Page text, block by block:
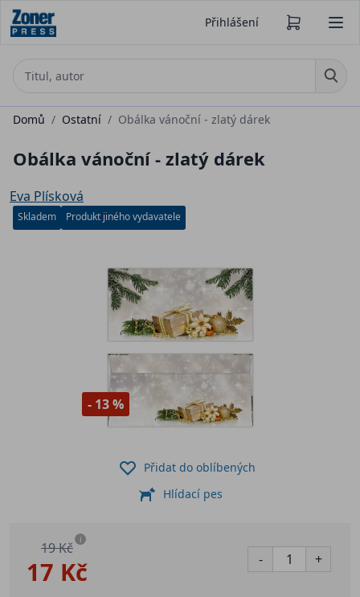
Přihlášení
Domů / Ostatní / Obálka vánoční - zlatý dárek
Obálka vánoční - zlatý dárek
Eva Plísková
Skladem Produkt jiného vydavatele
- 13 %
17 Kč
19 Kč i
- +
Přidat do oblíbených
Hlídací pes